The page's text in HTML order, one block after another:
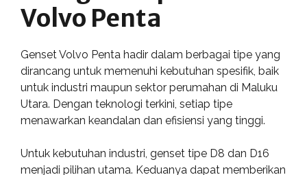
Volvo Penta
Genset Volvo Penta hadir dalam berbagai tipe yang
dirancang untuk memenuhi kebutuhan spesifik, baik
untuk industri maupun sektor perumahan di Maluku
Utara. Dengan teknologi terkini, setiap tipe
menawarkan keandalan dan efisiensi yang tinggi.
Untuk kebutuhan industri, genset tipe D8 dan D16
menjadi pilihan utama. Keduanya dapat memberikan